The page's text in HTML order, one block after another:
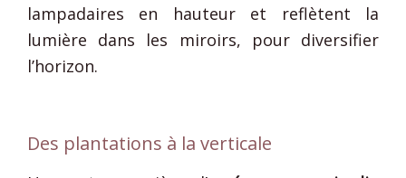
lampadaires en hauteur et reflètent la
lumière dans les miroirs, pour diversifier
l’horizon.
Des plantations à la verticale